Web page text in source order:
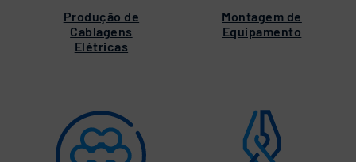
Produção de
Cablagens
Elétricas
Montagem de
Equipamento